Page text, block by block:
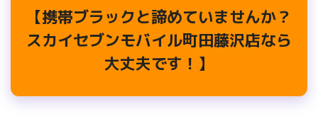
【携帯ブラックと諦めていませんか？
スカイセブンモバイル町田藤沢店なら
大丈夫です！】